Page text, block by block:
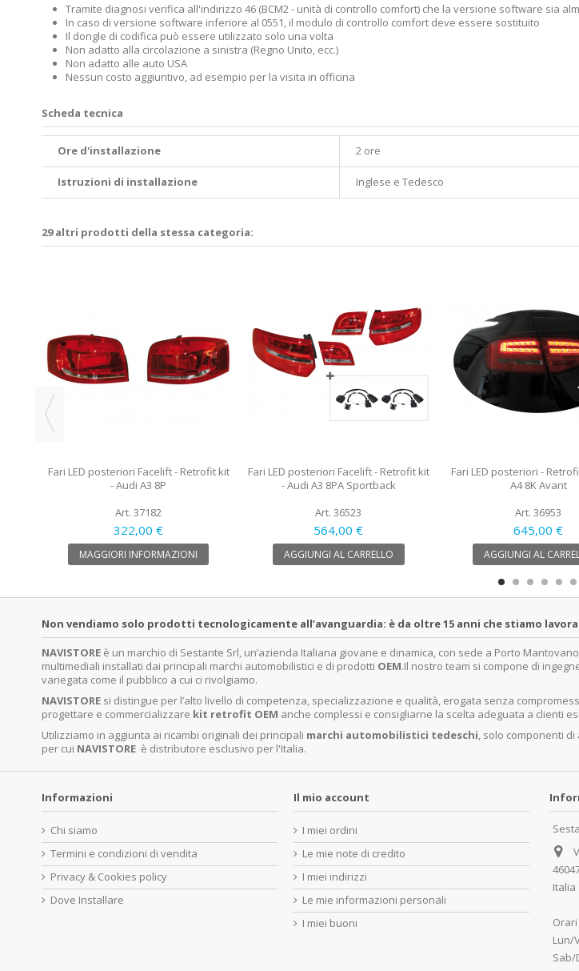
Tramite diagnosi verifica all'indirizzo 46 (BCM2 - unità di controllo comfort) che la versione software sia
In caso di versione software inferiore al 0551, il modulo di controllo comfort deve essere sostituito
Il dongle di codifica può essere utilizzato solo una volta
Non adatto alla circolazione a sinistra (Regno Unito, ecc.)
Non adatto alle auto USA
Nessun costo aggiuntivo, ad esempio per la visita in officina
Scheda tecnica
Ore d'installazione 2 ore
Istruzioni di installazione Inglese e Tedesco
29 altri prodotti della stessa categoria:
Fari LED posteriori Facelift - Retrofit kit
- Audi A3 8P
Art. 37182
322,00 €
MAGGIORI INFORMAZIONI
Fari LED posteriori Facelift - Retrofit kit
- Audi A3 8PA Sportback
Art. 36523
564,00 €
AGGIUNGI AL CARRELLO
Fari LED posteriori -
A4 8K Avant
Art. 36953
645,00 €
AGGIUNGI AL
Non vendiamo solo prodotti tecnologicamente all’avanguardia: è da oltre 15 anni che stiamo
NAVISTORE è un marchio di Sestante Srl, un’azienda Italiana giovane e dinamica, con sede a Porto
multimediali installati dai principali marchi automobilistici e di prodotti OEM.Il nostro team si compone di
variegata come il pubblico a cui ci rivolgiamo.
NAVISTORE si distingue per l’alto livello di competenza, specializzazione e qualità, erogata senza
progettare e commercializzare kit retrofit OEM anche complessi e consigliarne la scelta adeguata a clienti
Utilizziamo in aggiunta ai ricambi originali dei principali marchi automobilistici tedeschi, solo componenti
per cui NAVISTORE è distributore esclusivo per l'Italia.
Informazioni
Chi siamo
Termini e condizioni di vendita
Privacy & Cookies policy
Dove Installare
Il mio account
I miei ordini
Le mie note di credito
I miei indirizzi
Le mie informazioni personali
I miei buoni
Italia
Lun/
Sab/